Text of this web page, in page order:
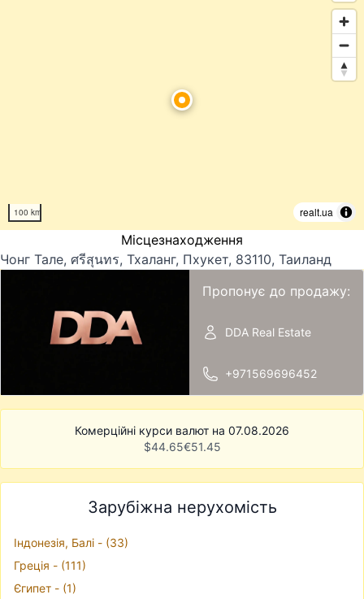
100 km realt.ua
Місцезнаходження
Чонг Тале, ศรีสุนทร, Тхаланг, Пхукет, 83110, Таиланд
Пропонує до продажу:
DDA Real Estate
+971569696452
Комерційні курси валют на 07.08.2026
$44.65€51.45
Зарубіжна нерухомість
Iндонезiя, Балі - (33)
Грецiя - (111)
Єгипет - (1)